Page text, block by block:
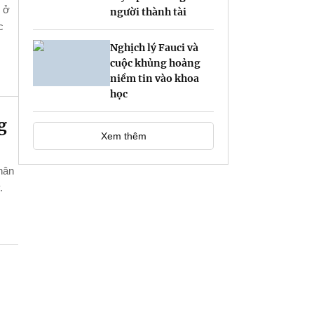
ở
người thành tài
Nghịch lý Fauci và
cuộc khủng hoảng
niềm tin vào khoa
học
Xem thêm